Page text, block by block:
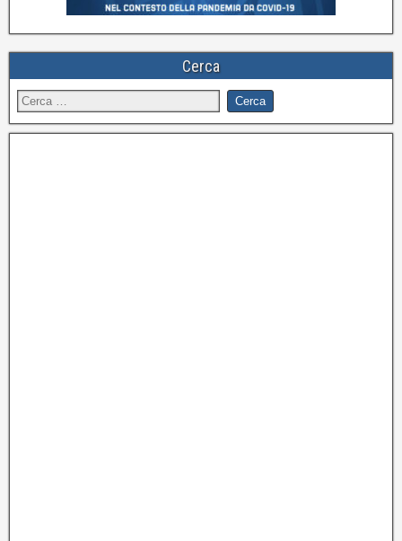
Cerca